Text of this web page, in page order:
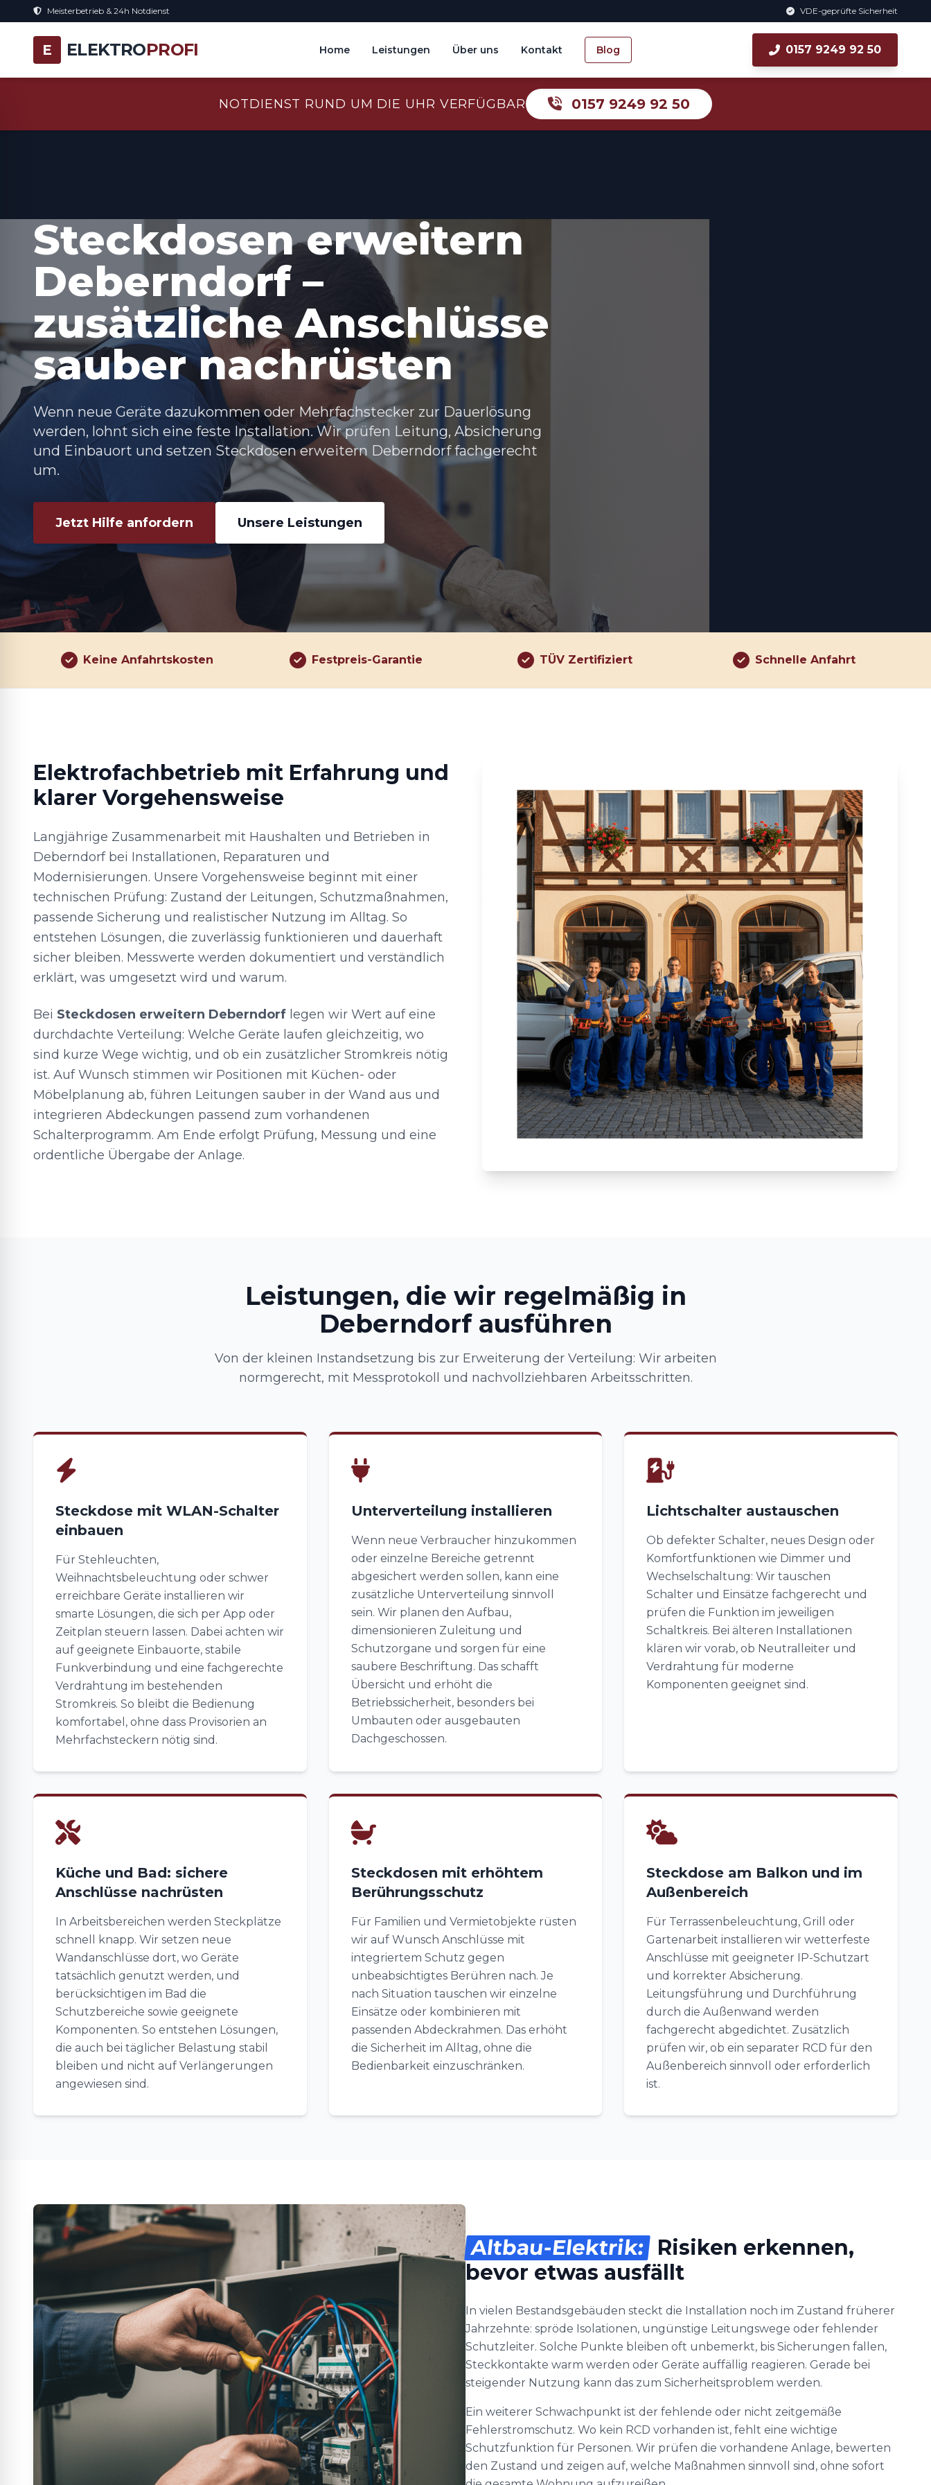
Meisterbetrieb & 24h Notdienst VDE-geprüfte Sicherheit
E ELEKTROPROFI Home Leistungen Über uns Kontakt Blog 0157 9249 92 50
NOTDIENST RUND UM DIE UHR VERFÜGBAR 0157 9249 92 50
Steckdosen erweitern
Deberndorf –
zusätzliche Anschlüsse
sauber nachrüsten
Wenn neue Geräte dazukommen oder Mehrfachstecker zur Dauerlösung
werden, lohnt sich eine feste Installation. Wir prüfen Leitung, Absicherung
und Einbauort und setzenSteckdosen erweitern Deberndorffachgerecht
um.
Jetzt Hilfe anfordern Unsere Leistungen
Keine Anfahrtskosten Festpreis-Garantie TÜV Zertifiziert Schnelle Anfahrt
Elektrofachbetrieb mit Erfahrung und
klarer Vorgehensweise
Langjährige Zusammenarbeit mit Haushalten und Betrieben in
Deberndorf bei Installationen, Reparaturen und
Modernisierungen. Unsere Vorgehensweise beginnt mit einer
technischen Prüfung: Zustand der Leitungen, Schutzmaßnahmen,
passende Sicherung und realistischer Nutzung im Alltag. So
entstehen Lösungen, die zuverlässig funktionieren und dauerhaft
sicher bleiben. Messwerte werden dokumentiert und verständlich
erklärt, was umgesetzt wird und warum.
Bei Steckdosen erweitern Deberndorf legen wir Wert auf eine
durchdachte Verteilung: Welche Geräte laufen gleichzeitig, wo
sind kurze Wege wichtig, und ob ein zusätzlicher Stromkreis nötig
ist. Auf Wunsch stimmen wir Positionen mit Küchen- oder
Möbelplanung ab, führen Leitungen sauber in der Wand aus und
integrieren Abdeckungen passend zum vorhandenen
Schalterprogramm. Am Ende erfolgt Prüfung, Messung und eine
ordentliche Übergabe der Anlage.
Leistungen, die wir regelmäßig in
Deberndorf ausführen
Von der kleinen Instandsetzung bis zur Erweiterung der Verteilung: Wir arbeiten
normgerecht, mit Messprotokoll und nachvollziehbaren Arbeitsschritten.
Steckdose mit WLAN-Schalter
einbauen
Für Stehleuchten,
Weihnachtsbeleuchtung oder schwer
erreichbare Geräte installieren wir
smarte Lösungen, die sich per App oder
Zeitplan steuern lassen. Dabei achten wir
auf geeignete Einbauorte, stabile
Funkverbindung und eine fachgerechte
Verdrahtung im bestehenden
Stromkreis. So bleibt die Bedienung
komfortabel, ohne dass Provisorien an
Mehrfachsteckern nötig sind.
Unterverteilung installieren
Wenn neue Verbraucher hinzukommen
oder einzelne Bereiche getrennt
abgesichert werden sollen, kann eine
zusätzliche Unterverteilung sinnvoll
sein. Wir planen den Aufbau,
dimensionieren Zuleitung und
Schutzorgane und sorgen für eine
saubere Beschriftung. Das schafft
Übersicht und erhöht die
Betriebssicherheit, besonders bei
Umbauten oder ausgebauten
Dachgeschossen.
Lichtschalter austauschen
Ob defekter Schalter, neues Design oder
Komfortfunktionen wie Dimmer und
Wechselschaltung: Wir tauschen
Schalter und Einsätze fachgerecht und
prüfen die Funktion im jeweiligen
Schaltkreis. Bei älteren Installationen
klären wir vorab, ob Neutralleiter und
Verdrahtung für moderne
Komponenten geeignet sind.
Küche und Bad: sichere
Anschlüsse nachrüsten
In Arbeitsbereichen werden Steckplätze
schnell knapp. Wir setzen neue
Wandanschlüsse dort, wo Geräte
tatsächlich genutzt werden, und
berücksichtigen im Bad die
Schutzbereiche sowie geeignete
Komponenten. So entstehen Lösungen,
die auch bei täglicher Belastung stabil
bleiben und nicht auf Verlängerungen
angewiesen sind.
Steckdosen mit erhöhtem
Berührungsschutz
Für Familien und Vermietobjekte rüsten
wir auf Wunsch Anschlüsse mit
integriertem Schutz gegen
unbeabsichtigtes Berühren nach. Je
nach Situation tauschen wir einzelne
Einsätze oder kombinieren mit
passenden Abdeckrahmen. Das erhöht
die Sicherheit im Alltag, ohne die
Bedienbarkeit einzuschränken.
Steckdose am Balkon und im
Außenbereich
Für Terrassenbeleuchtung, Grill oder
Gartenarbeit installieren wir wetterfeste
Anschlüsse mit geeigneter IP-Schutzart
und korrekter Absicherung.
Leitungsführung und Durchführung
durch die Außenwand werden
fachgerecht abgedichtet. Zusätzlich
prüfen wir, ob ein separater RCD für den
Außenbereich sinnvoll oder erforderlich
ist.
Altbau-Elektrik: Risiken erkennen,
bevor etwas ausfällt
In vielen Bestandsgebäuden steckt die Installation noch im Zustand früherer
Jahrzehnte: spröde Isolationen, ungünstige Leitungswege oder fehlender
Schutzleiter. Solche Punkte bleiben oft unbemerkt, bis Sicherungen fallen,
Steckkontakte warm werden oder Geräte auffällig reagieren. Gerade bei
steigender Nutzung kann das zum Sicherheitsproblem werden.
Ein weiterer Schwachpunkt ist der fehlende oder nicht zeitgemäße
Fehlerstromschutz. Wo kein RCD vorhanden ist, fehlt eine wichtige
Schutzfunktion für Personen. Wir prüfen die vorhandene Anlage, bewerten
den Zustand und zeigen auf, welche Maßnahmen sinnvoll sind, ohne sofort